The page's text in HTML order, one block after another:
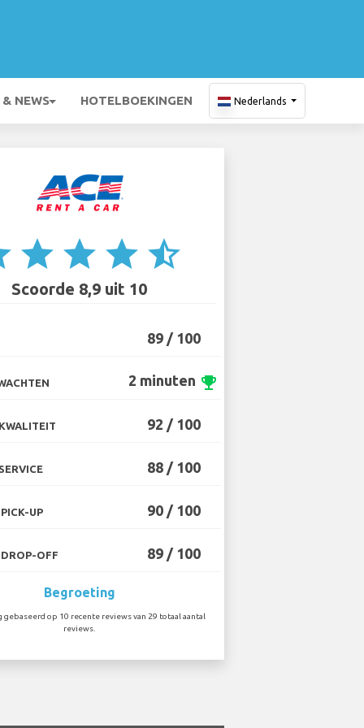
NEWS HOTELBOEKINGEN Nederlands
star star star star_half
Scoorde 8,9 uit 10
89 / 100
2 minuten emoji_events
92 / 100
88 / 100
UP 90 / 100
OFF 89 / 100
Begroeting
gebaseerd op 10 recente reviews van 29 totaal aantal
reviews.